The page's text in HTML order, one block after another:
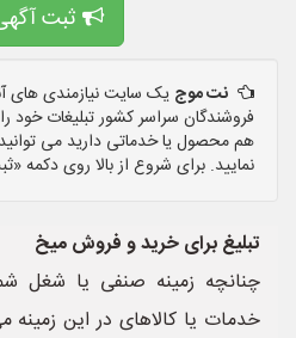
ثبت
نت موج یک سایت نیازمندی های
فروشندگان سراسر کشور تبلیغات خود
هم محصول یا خدماتی دارید می
نمایید. برای شروع از بالا روی دکمه
تبلیغ برای خرید و فروش میخ
چنانچه زمینه صنفی یا شغل
خدمات یا کالاهای در این زمینه